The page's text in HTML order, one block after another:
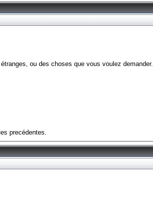
ou des choses que vous voulez demander.
precédentes.